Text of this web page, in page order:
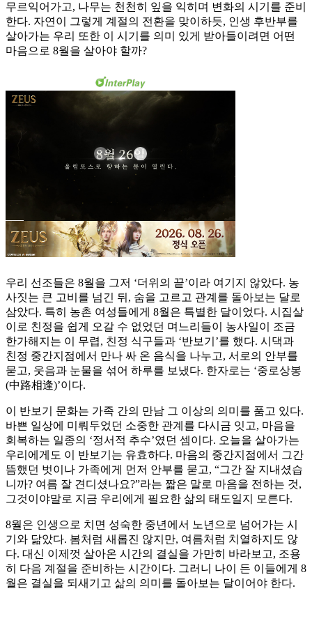
무르익어가고, 나무는 천천히 잎을 익히며 변화의 시기를 준비
한다. 자연이 그렇게 계절의 전환을 맞이하듯, 인생 후반부를
살아가는 우리 또한 이 시기를 의미 있게 받아들이려면 어떤
마음으로 8월을 살아야 할까?
우리 선조들은 8월을 그저 ‘더위의 끝’이라 여기지 않았다. 농
사짓는 큰 고비를 넘긴 뒤, 숨을 고르고 관계를 돌아보는 달로
삼았다. 특히 농촌 여성들에게 8월은 특별한 달이었다. 시집살
이로 친정을 쉽게 오갈 수 없었던 며느리들이 농사일이 조금
한가해지는 이 무렵, 친정 식구들과 ‘반보기’를 했다. 시댁과
친정 중간지점에서 만나 싸 온 음식을 나누고, 서로의 안부를
묻고, 웃음과 눈물을 섞어 하루를 보냈다. 한자로는 ‘중로상봉
(中路相逢)’이다.
이 반보기 문화는 가족 간의 만남 그 이상의 의미를 품고 있다.
바쁜 일상에 미뤄두었던 소중한 관계를 다시금 잇고, 마음을
회복하는 일종의 ‘정서적 추수’였던 셈이다. 오늘을 살아가는
우리에게도 이 반보기는 유효하다. 마음의 중간지점에서 그간
뜸했던 벗이나 가족에게 먼저 안부를 묻고, “그간 잘 지내셨습
니까? 여름 잘 견디셨나요?”라는 짧은 말로 마음을 전하는 것,
그것이야말로 지금 우리에게 필요한 삶의 태도일지 모른다.
8월은 인생으로 치면 성숙한 중년에서 노년으로 넘어가는 시
기와 닮았다. 봄처럼 새롭진 않지만, 여름처럼 치열하지도 않
다. 대신 이제껏 살아온 시간의 결실을 가만히 바라보고, 조용
히 다음 계절을 준비하는 시간이다. 그러니 나이 든 이들에게 8
월은 결실을 되새기고 삶의 의미를 돌아보는 달이어야 한다.